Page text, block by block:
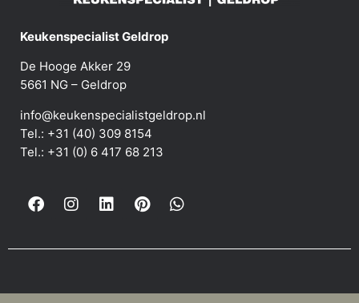
Keukenspecialist Geldrop
De Hooge Akker 29
5661 NG – Geldrop
info@keukenspecialistgeldrop.nl
Tel.: +31 (40) 309 8154
Tel.: +31 (0) 6 417 68 213